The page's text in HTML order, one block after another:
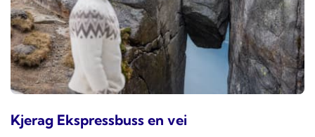
Kjerag Ekspressbuss en vei